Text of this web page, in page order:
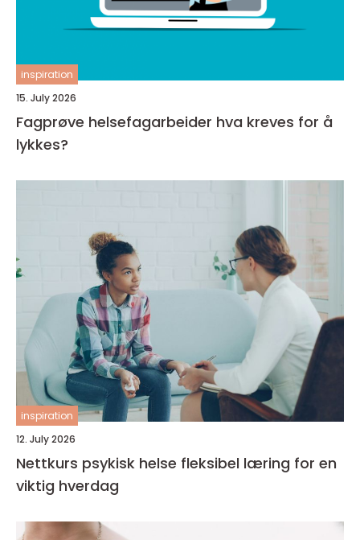
inspiration
15. July 2026
Fagprøve helsefagarbeider hva kreves for å
lykkes?
inspiration
12. July 2026
Nettkurs psykisk helse fleksibel læring for en
viktig hverdag